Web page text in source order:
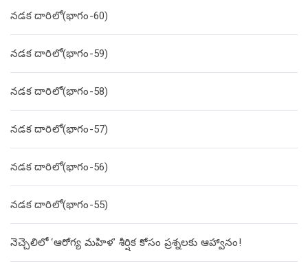
నడక దారిలో(భాగం-60)
నడక దారిలో(భాగం-59)
నడక దారిలో(భాగం-58)
నడక దారిలో(భాగం-57)
నడక దారిలో(భాగం-56)
నడక దారిలో(భాగం-55)
నెచ్చెలిలో ‘ఆరోగ్య మహిళ’ శీర్షిక కోసం ప్రశ్నలకు ఆహ్వానం!